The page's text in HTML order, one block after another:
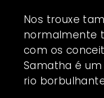
Nos trouxe
normalmente
com os
Samatha é
rio